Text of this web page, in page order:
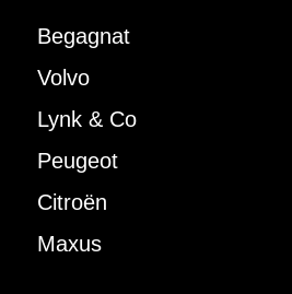
Begagnat
Volvo
Lynk & Co
Peugeot
Citroën
Maxus